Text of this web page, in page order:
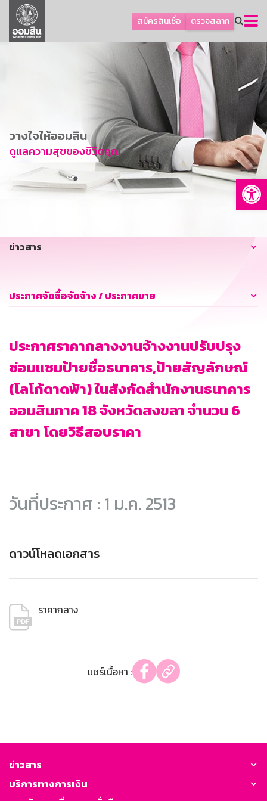
สมัครสินเชื่อ ตรวจสลาก
ลูกค้าธุรกิจ
ลูกค้าผู้ประกอบรายย่อย
การพัฒนาที่ยั่งยืน
ข่าวสาร
บริการทางการเงิน
อื่นๆ
วางใจให้ออมสิน
ดูแลความสุขของชีวิตคุณ
ข่าวสาร
ประกาศจัดซื้อจัดจ้าง / ประกาศขาย
ประกาศราคากลางงานจ้างงานปรับปรุง
ซ่อมแซมป้ายชื่อธนาคาร,ป้ายสัญลักษณ์
(โลโก้ดาดฟ้า) ในสังกัดสำนักงานธนาคาร
ออมสินภาค 18 จังหวัดสงขลา จำนวน 6
สาขา โดยวิธีสอบราคา
วันที่ประกาศ : 1 ม.ค. 2513
ดาวน์โหลดเอกสาร
ราคากลาง
แชร์เนื้อหา :
ข่าวสาร
บริการทางการเงิน